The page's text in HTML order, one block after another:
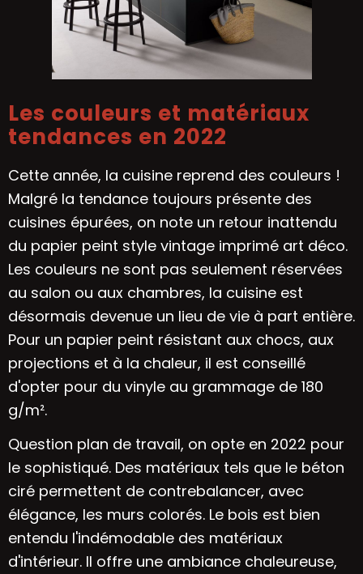
Les couleurs et matériaux
tendances en 2022
Cette année, la cuisine reprend des couleurs !
Malgré la tendance toujours présente des
cuisines épurées, on note un retour inattendu
du papier peint style vintage imprimé art déco.
Les couleurs ne sont pas seulement réservées
au salon ou aux chambres, la cuisine est
désormais devenue un lieu de vie à part entière.
Pour un papier peint résistant aux chocs, aux
projections et à la chaleur, il est conseillé
d'opter pour du vinyle au grammage de 180
g/m².
Question plan de travail, on opte en 2022 pour
le sophistiqué. Des matériaux tels que le béton
ciré permettent de contrebalancer, avec
élégance, les murs colorés. Le bois est bien
entendu l'indémodable des matériaux
d'intérieur. Il offre une ambiance chaleureuse,